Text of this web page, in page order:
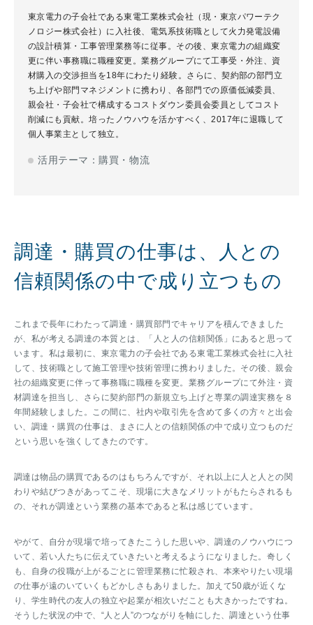
東京電力の子会社である東電工業株式会社（現・東京パワーテク
ノロジー株式会社）に入社後、電気系技術職として火力発電設備
の設計積算・工事管理業務等に従事。その後、東京電力の組織変
更に伴い事務職に職種変更。業務グループにて工事受・外注、資
材購入の交渉担当を18年にわたり経験。さらに、契約部の部門立
ち上げや部門マネジメントに携わり、各部門での原価低減委員、
親会社・子会社で構成するコストダウン委員会委員としてコスト
削減にも貢献。培ったノウハウを活かすべく、2017年に退職して
個人事業主として独立。
活用テーマ：購買・物流
調達・購買の仕事は、人との
信頼関係の中で成り立つもの
これまで長年にわたって調達・購買部門でキャリアを積んできました
が、私が考える調達の本質とは、「人と人の信頼関係」にあると思って
います。私は最初に、東京電力の子会社である東電工業株式会社に入社
して、技術職として施工管理や技術管理に携わりました。その後、親会
社の組織変更に伴って事務職に職種を変更。業務グループにて外注・資
材調達を担当し、さらに契約部門の新規立ち上げと専業の調達実務を８
年間経験しました。この間に、社内や取引先を含めて多くの方々と出会
い、調達・購買の仕事は、まさに人との信頼関係の中で成り立つものだ
という思いを強くしてきたのです。
調達は物品の購買であるのはもちろんですが、それ以上に人と人との関
わりや結びつきがあってこそ、現場に大きなメリットがもたらされるも
の、それが調達という業務の基本であると私は感じています。
やがて、自分が現場で培ってきたこうした思いや、調達のノウハウにつ
いて、若い人たちに伝えていきたいと考えるようになりました。奇しく
も、自身の役職が上がるごとに管理業務に忙殺され、本来やりたい現場
の仕事が遠のいていくもどかしさもありました。加えて50歳が近くな
り、学生時代の友人の独立や起業が相次いだことも大きかったですね。
そうした状況の中で、“人と人”のつながりを軸にした、調達という仕事